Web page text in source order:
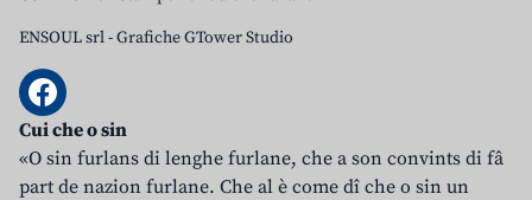
ENSOUL srl-Grafiche GTower Studio
Cui che o sin
«O sin furlans di lenghe furlane, che a son convints di fâ
part de nazion furlane. Che al è come dî che o sin un